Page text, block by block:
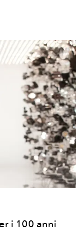
i 100 anni